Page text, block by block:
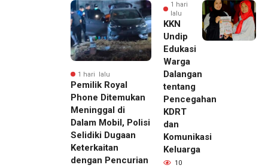
1 hari lalu
Pemilik Royal
Phone Ditemukan
Meninggal di
Dalam Mobil, Polisi
Selidiki Dugaan
Keterkaitan
dengan Pencurian
1 hari
lalu
KKN
Undip
Edukasi
Warga
Dalangan
tentang
Pencegahan
KDRT
dan
Komunikasi
Keluarga
10